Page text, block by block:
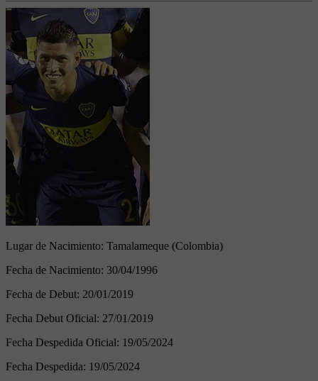
Lugar de Nacimiento: Tamalameque (Colombia)
Fecha de Nacimiento: 30/04/1996
Fecha de Debut: 20/01/2019
Fecha Debut Oficial: 27/01/2019
Fecha Despedida Oficial: 19/05/2024
Fecha Despedida: 19/05/2024